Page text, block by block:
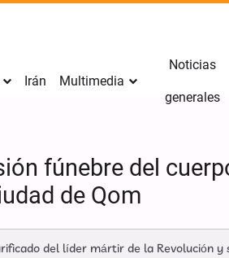
Irán Multimedia
Noticias
generales
fúnebre del
de Qom
del líder mártir de la Revolución